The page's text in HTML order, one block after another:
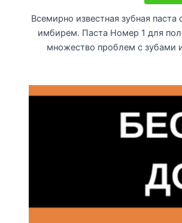
Всемирно известная зубная
имбирем. Паста Номер 1 для
множество проблем с зубами